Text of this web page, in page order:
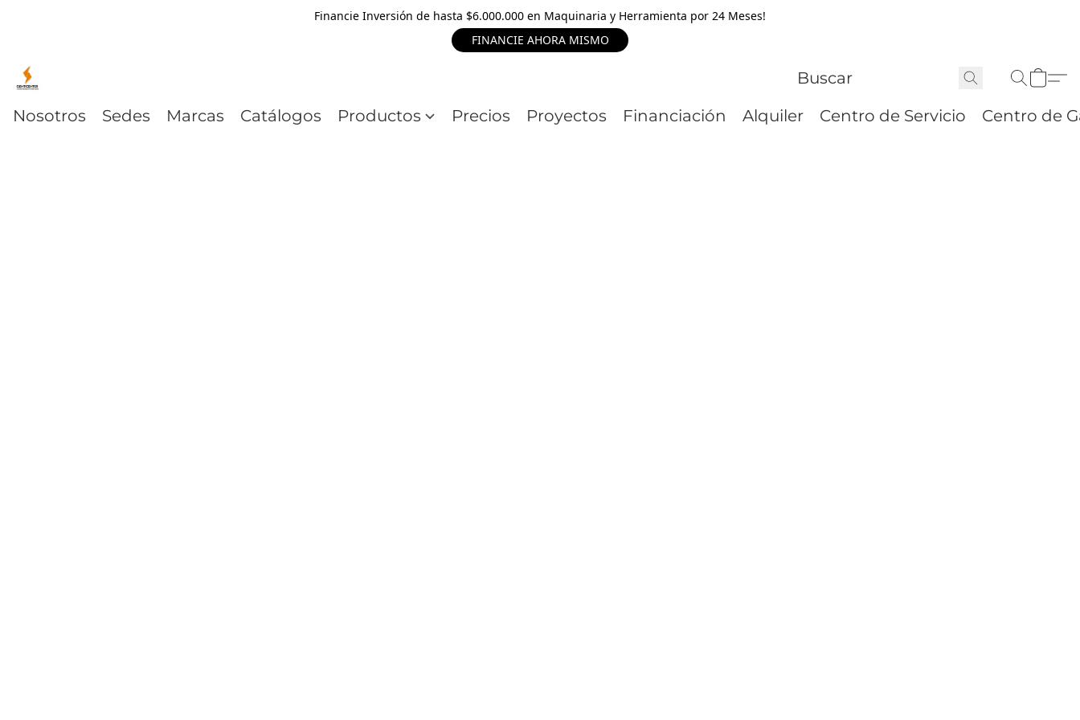
Financie Inversión de hasta $6.000.000 en Maquinaria y Herramienta por 24 Meses!
FINANCIE AHORA MISMO
Nosotros Sedes Marcas Catálogos Productos Precios Proyectos Financiación Alquiler Centro de Servicio Centro de